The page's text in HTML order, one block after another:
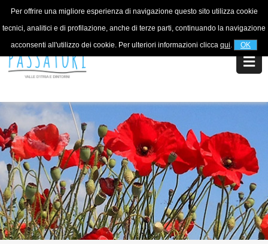
Per offrire una migliore esperienza di navigazione questo sito utilizza cookie
tecnici, analitici e di profilazione, anche di terze parti, continuando la navigazione
acconsenti all'utilizzo dei cookie. Per ulteriori informazioni clicca qui. OK
Per informazioni+39 320 5753268